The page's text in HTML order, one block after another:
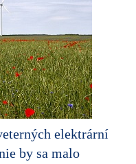
elektrární
by sa malo